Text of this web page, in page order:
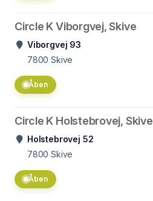
Circle K Viborgvej, Skive
Viborgvej 93
7800 Skive
Åben
Circle K Holstebrovej, Skive
Holstebrovej 52
7800 Skive
Åben